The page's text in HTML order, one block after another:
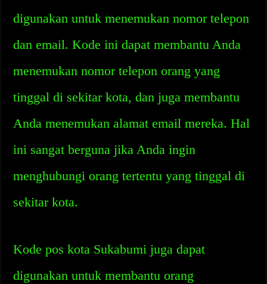
digunakan untuk menemukan nomor telepon
dan email. Kode ini dapat membantu Anda
menemukan nomor telepon orang yang
tinggal di sekitar kota, dan juga membantu
Anda menemukan alamat email mereka. Hal
ini sangat berguna jika Anda ingin
menghubungi orang tertentu yang tinggal di
sekitar kota.
Kode pos kota Sukabumi juga dapat
digunakan untuk membantu orang